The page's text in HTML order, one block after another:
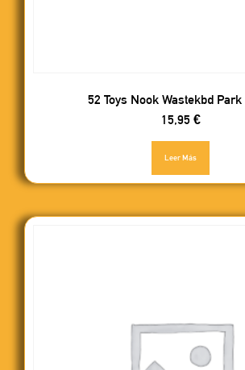
52 Toys Nook Wastekbd
15,95 €
Leer Más